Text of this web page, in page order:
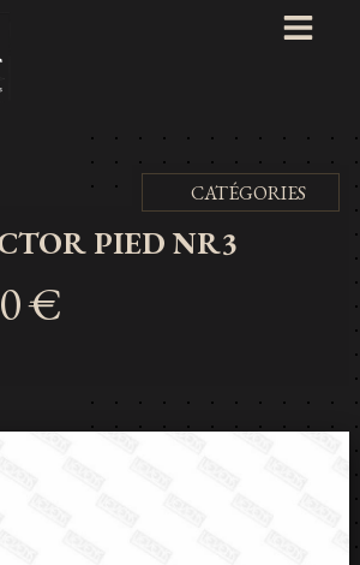
CATÉGORIES
PIED NR3
€